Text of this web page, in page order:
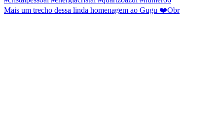
Mais um trecho dessa linda homenagem ao Gugu ❤️Obr